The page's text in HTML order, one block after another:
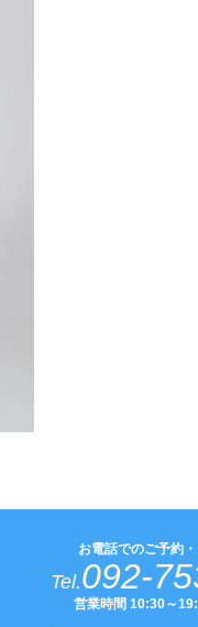
お電話でのご予約
Tel.092-
営業時間 10:30～